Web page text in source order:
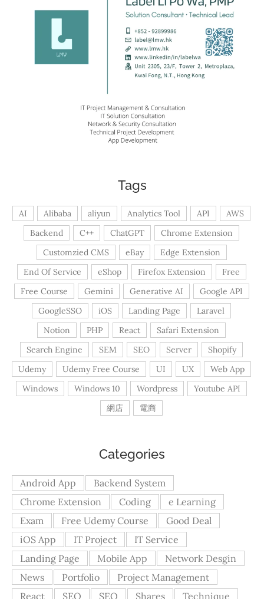
Tags
AI Alibaba aliyun Analytics Tool API
AWS
Backend
C++ ChatGPT
Chrome Extension
Customzied CMS
eBay
Edge Extension
End Of Service
eShop Firefox Extension
Free
Free Course
Gemini Generative AI
Google API
GoogleSSO
iOS Landing Page
Laravel
Notion
PHP React
Safari Extension
Search Engine
SEM SEO Server
Shopify
Udemy
Udemy Free Course UI UX
Web App
Windows
Windows 10 Wordpress
Youtube API
網店
電商
Categories
Android App
Backend System
Chrome Extension
Coding
e Learning
Exam
Free Udemy Course
Good Deal
iOS App
IT Project
IT Service
Landing Page
Mobile App
Network Desgin
News
Portfolio
Project Management
React
SEO SEO Shares Technique